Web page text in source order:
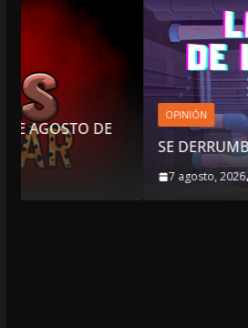
OPINIÓN
SE DERRUMBA EL MITO